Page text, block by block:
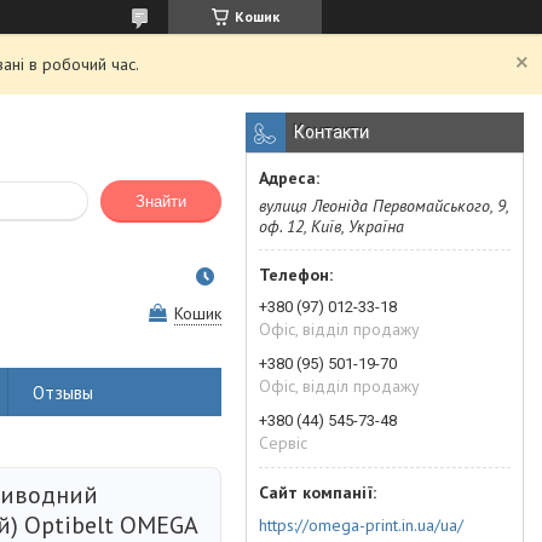
Кошик
в робочий час.
Знайти
Кошик
Отзывы
Optibelt OMEGA
Контакти
вулиця Леоніда Первомайського, 9,
оф. 12, Київ, Україна
+380 (97) 012-33-18
Офіс, відділ продажу
+380 (95) 501-19-70
Офіс, відділ продажу
+380 (44) 545-73-48
Сервіс
https://omega-print.in.ua/ua/